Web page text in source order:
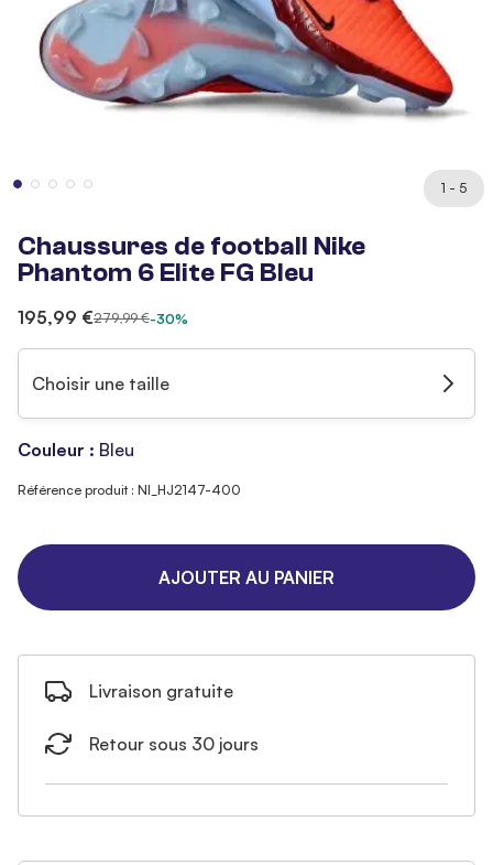
1 - 5
Chaussures de football Nike
Phantom 6 Elite FG Bleu
195,99 €279,99 €-30%
Choisir une taille
Couleur : Bleu
Référence produit : NI_HJ2147-400
AJOUTER AU PANIER
Livraison gratuite
Retour sous 30 jours